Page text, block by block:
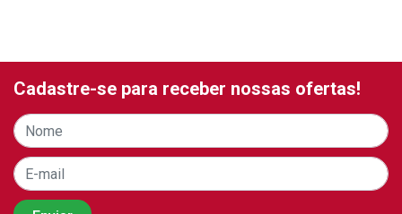
Cadastre-se para receber nossas ofertas!